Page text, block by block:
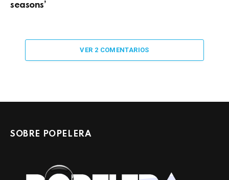
seasons’
VER 2 COMENTARIOS
SOBRE POPELERA